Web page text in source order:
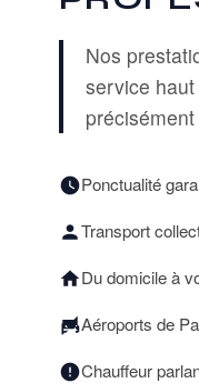
Nos
service
Ponctualité
Transport
Du domicile à
Aéroports de
Chauffeur